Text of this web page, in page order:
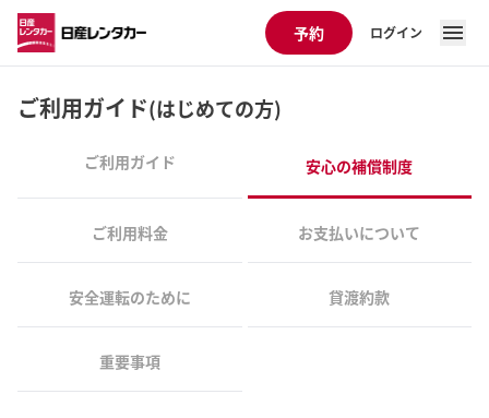
予約 ログイン
ご利用ガイド(はじめての方)
ご利用ガイド 安心の補償制度
ご利用料金 お支払いについて
安全運転のために 貸渡約款
重要事項